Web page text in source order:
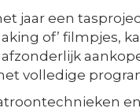
jaar een
of’ filmpjes,
volledige